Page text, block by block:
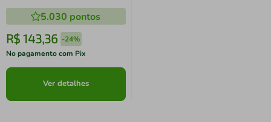
5.030 pontos
R$ 143,36 -24%
No pagamento com Pix
Ver detalhes